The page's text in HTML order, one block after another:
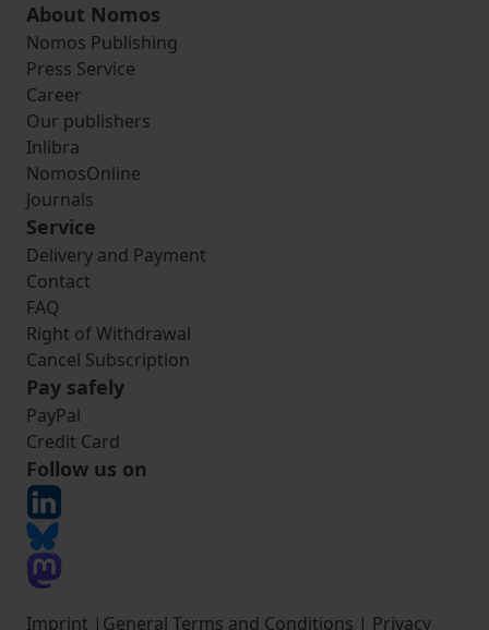
About Nomos
Nomos Publishing
Press Service
Career
Our publishers
Inlibra
NomosOnline
Journals
Service
Delivery and Payment
Contact
FAQ
Right of Withdrawal
Cancel Subscription
Pay safely
PayPal
Credit Card
Follow us on
Imprint | General Terms and Conditions | Privacy